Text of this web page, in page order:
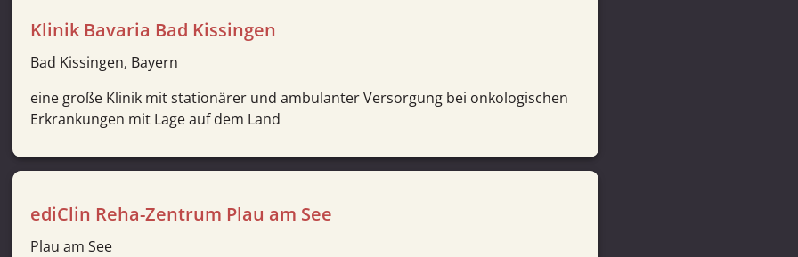
Klinik Bavaria Bad Kissingen
Bad Kissingen, Bayern
eine große Klinik mit stationärer und ambulanter Versorgung bei onkologischen
Erkrankungen mit Lage auf dem Land
ediClin Reha-Zentrum Plau am See
Plau am See